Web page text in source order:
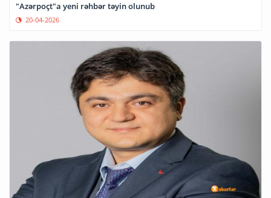
"Azərpoçt"a yeni rəhbər təyin olunub
20-04-2026